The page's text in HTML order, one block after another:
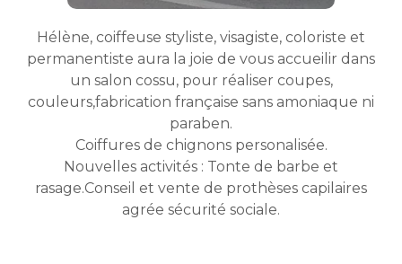
Hélène, coiffeuse styliste, visagiste, coloriste et
permanentiste aura la joie de vous accueilir dans
un salon cossu, pour réaliser coupes,
couleurs,fabrication française sans amoniaque ni
paraben.
Coiffures de chignons personalisée.
Nouvelles activités : Tonte de barbe et
rasage.Conseil et vente de prothèses capilaires
agrée sécurité sociale.